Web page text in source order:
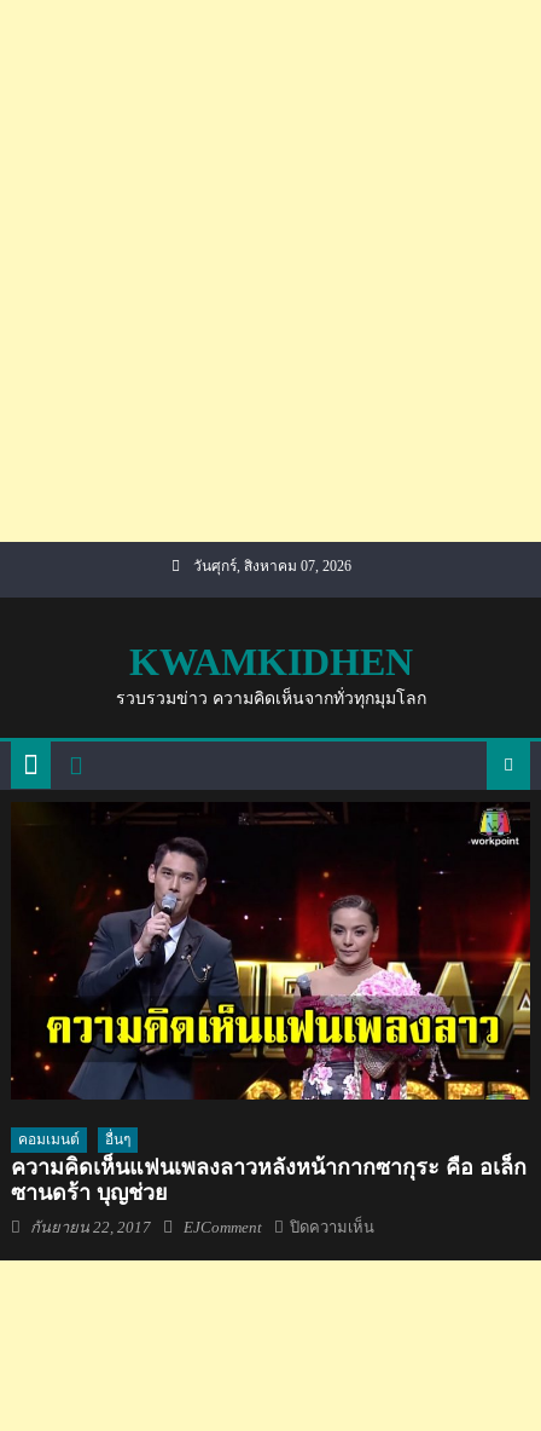
วันศุกร์, สิงหาคม 07, 2026
KWAMKIDHEN
รวบรวมข่าว ความคิดเห็นจากทั่วทุกมุมโลก
คอมเมนต์ อื่นๆ
ความคิดเห็นแฟนเพลงลาวหลังหน้ากากซากุระ คือ อเล็ก
ซานดร้า บุญช่วย
Posted
กันยายน 22, 2017 Author
EJComment ปิดความเห็นบน